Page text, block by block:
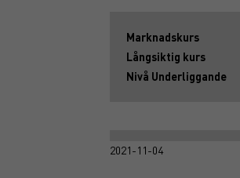
Marknadskurs
Långsiktig kurs
Nivå Underliggande
2021-11-04